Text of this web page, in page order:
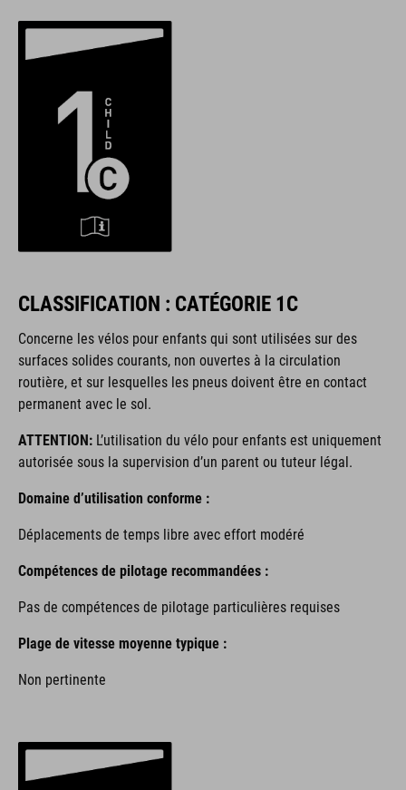
CLASSIFICATION : CATÉGORIE 1C
Concerne les vélos pour enfants qui sont utilisées sur des
surfaces solides courants, non ouvertes à la circulation
routière, et sur lesquelles les pneus doivent être en contact
permanent avec le sol.
ATTENTION: L’utilisation du vélo pour enfants est uniquement
autorisée sous la supervision d’un parent ou tuteur légal.
Domaine d’utilisation conforme :
Déplacements de temps libre avec effort modéré
Compétences de pilotage recommandées :
Pas de compétences de pilotage particulières requises
Plage de vitesse moyenne typique :
Non pertinente